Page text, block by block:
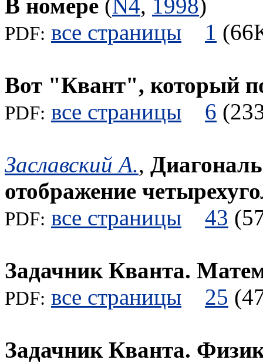
В номере (N4, 1998)
PDF: все страницы 1
Вот "Квант", который
PDF: все страницы 6
Заславский А.,
отображение
PDF: все страницы 43
Задачник Кванта.
PDF: все страницы 25
Задачник Кванта.